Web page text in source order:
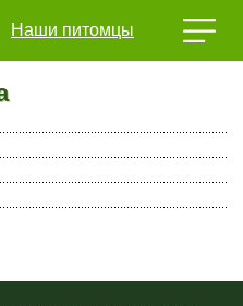
Наши питомцы